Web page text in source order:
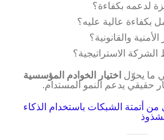
لدعمه بكفاءة؟
بكفاءة عالية عليه؟
والقانونية؟
الاستراتيجية؟
ما يحوّل اختيار الخوادم المؤسسية
حقيقي يدعم النمو المستدام.
من أتمتة الشبكات باستخدام الذكاء